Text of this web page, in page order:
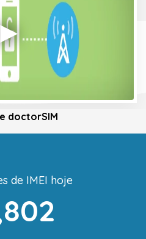
doctorSIM
de IMEI hoje